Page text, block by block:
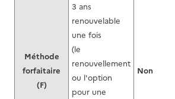
Méthode
forfaitaire
(F)
3 ans
renouvelable
une fois
(le
renouvellement
ou l'option
pour une
Non